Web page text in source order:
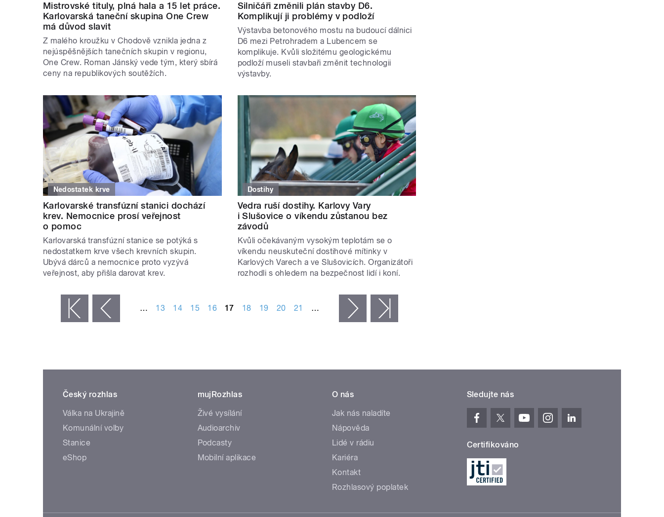
Mistrovské tituly, plná hala a 15 let práce.
Karlovarská taneční skupina One Crew
má důvod slavit
Z malého kroužku v Chodově vznikla jedna z
nejúspěšnějších tanečních skupin v regionu,
One Crew. Roman Jánský vede tým, který sbírá
ceny na republikových soutěžích.
Silničáři změnili plán stavby D6.
Komplikují ji problémy v podloží
Výstavba betonového mostu na budoucí dálnici
D6 mezi Petrohradem a Lubencem se
komplikuje. Kvůli složitému geologickému
podloží museli stavbaři změnit technologii
výstavby.
Nedostatek krve
Karlovarské transfúzní stanici dochází
krev. Nemocnice prosí veřejnost
o pomoc
Karlovarská transfúzní stanice se potýká s
nedostatkem krve všech krevních skupin.
Ubývá dárců a nemocnice proto vyzývá
veřejnost, aby přišla darovat krev.
Dostihy
Vedra ruší dostihy. Karlovy Vary
i Slušovice o víkendu zůstanou bez
závodů
Kvůli očekávaným vysokým teplotám se o
víkendu neuskuteční dostihové mítinky v
Karlových Varech a ve Slušovicích. Organizátoři
rozhodli s ohledem na bezpečnost lidí i koní.
‹ předchozí … 13 14 15 16 17 18 19 20 21 … následující ›
Český rozhlas
Válka na Ukrajině
Komunální volby
Stanice
eShop
mujRozhlas
Živé vysílání
Audioarchiv
Podcasty
Mobilní aplikace
O nás
Jak nás naladíte
Nápověda
Lidé v rádiu
Kariéra
Kontakt
Rozhlasový poplatek
Sledujte nás
Certifikováno